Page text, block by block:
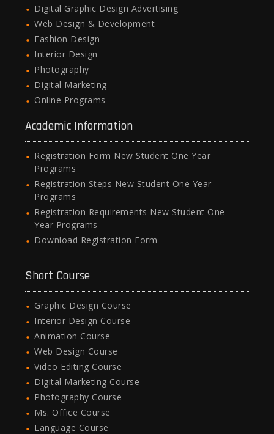
Digital Graphic Design Advertising
Web Design & Development
Fashion Design
Interior Design
Photography
Digital Marketing
Online Programs
Academic Information
Registration Form New Student One Year
Programs
Registration Steps New Student One Year
Programs
Registration Requirements New Student One
Year Programs
Download Registration Form
Short Course
Graphic Design Course
Interior Design Course
Animation Course
Web Design Course
Video Editing Course
Digital Marketing Course
Photography Course
Ms. Office Course
Language Course